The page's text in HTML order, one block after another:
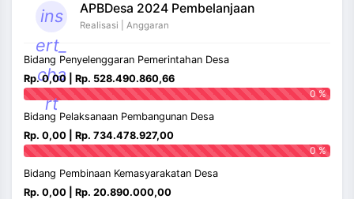
ins
ert_
cha
rt
APBDesa 2024 Pembelanjaan
Realisasi | Anggaran
Bidang Penyelenggaran Pemerintahan Desa
Rp. 0,00 | Rp. 528.490.860,66
0 %
Bidang Pelaksanaan Pembangunan Desa
Rp. 0,00 | Rp. 734.478.927,00
0 %
Bidang Pembinaan Kemasyarakatan Desa
Rp. 0,00 | Rp. 20.890.000,00